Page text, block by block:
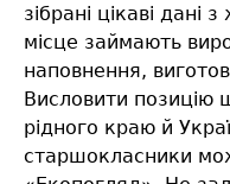
зібрані цікаві дані
місце займають
наповнення,
Висловити позицію
рідного краю й
старшокласники